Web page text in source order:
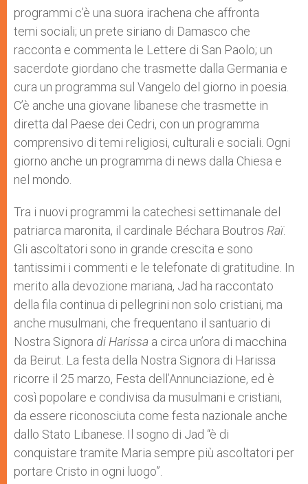
programmi c’è una suora irachena che affronta
temi sociali; un prete siriano di Damasco che
racconta e commenta le Lettere di San Paolo; un
sacerdote giordano che trasmette dalla Germania e
cura un programma sul Vangelo del giorno in poesia.
C’è anche una giovane libanese che trasmette in
diretta dal Paese dei Cedri, con un programma
comprensivo di temi religiosi, culturali e sociali. Ogni
giorno anche un programma di news dalla Chiesa e
nel mondo.
Tra i nuovi programmi la catechesi settimanale del
patriarca maronita, il cardinale Béchara Boutros Raï.
Gli ascoltatori sono in grande crescita e sono
tantissimi i commenti e le telefonate di gratitudine. In
merito alla devozione mariana, Jad ha raccontato
della fila continua di pellegrini non solo cristiani, ma
anche musulmani, che frequentano il santuario di
Nostra Signora di Harissa a circa un’ora di macchina
da Beirut. La festa della Nostra Signora di Harissa
ricorre il 25 marzo, Festa dell’Annunciazione, ed è
così popolare e condivisa da musulmani e cristiani,
da essere riconosciuta come festa nazionale anche
dallo Stato Libanese. Il sogno di Jad “è di
conquistare tramite Maria sempre più ascoltatori per
portare Cristo in ogni luogo”.